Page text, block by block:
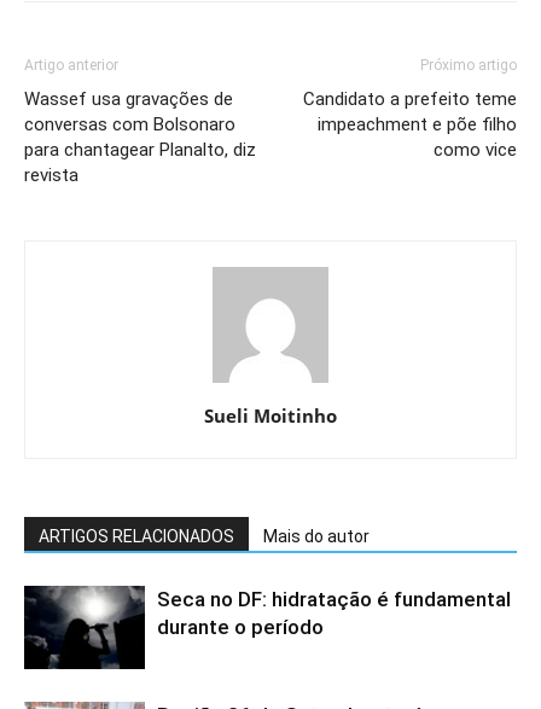
Artigo anterior
Wassef usa gravações de
conversas com Bolsonaro
para chantagear Planalto, diz
revista
Próximo artigo
Candidato a prefeito teme
impeachment e põe filho
como vice
Sueli Moitinho
ARTIGOS RELACIONADOS Mais do autor
Seca no DF: hidratação é fundamental
durante o período